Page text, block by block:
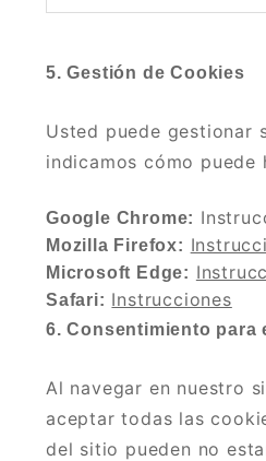
5. Gestión de Cookies
Usted puede gestionar
indicamos cómo puede
Google Chrome:
Mozilla Firefox:
Microsoft Edge:
Safari: Instrucciones
6. Consentimiento para
Al navegar en nuestro
aceptar todas las
del sitio pueden no